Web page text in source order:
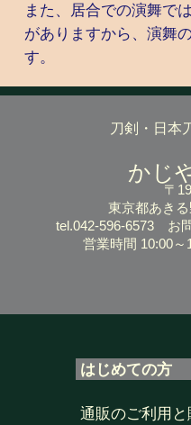
また、居合での演舞で
がありますから、演舞
す。
刀剣・日本
かじ
〒
東京都あき
tel.042-596-6573 お
営業時間 10:00～
はじめての方
通販のご利用